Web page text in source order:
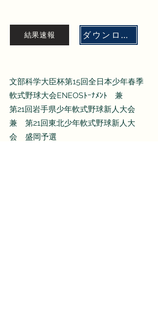
結果速報 ダウンロード
文部科学大臣杯第15回全日本少年春季
軟式野球大会ENEOSﾄｰﾅﾒﾝﾄ 兼
第21回岩手県少年軟式野球新人大会
兼 第21回東北少年軟式野球新人大
会 盛岡予選